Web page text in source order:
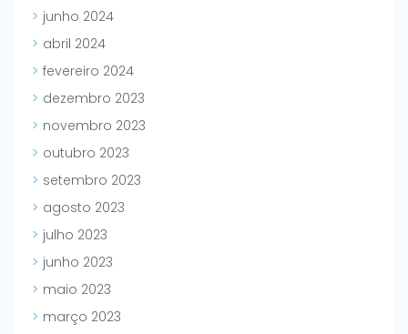
junho 2024
abril 2024
fevereiro 2024
dezembro 2023
novembro 2023
outubro 2023
setembro 2023
agosto 2023
julho 2023
junho 2023
maio 2023
março 2023